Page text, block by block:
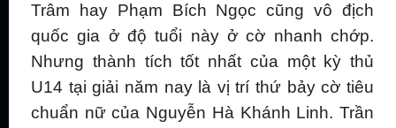
Trâm hay Phạm Bích Ngọc cũng vô địch
quốc gia ở độ tuổi này ở cờ nhanh chớp.
Nhưng thành tích tốt nhất của một kỳ thủ
U14 tại giải năm nay là vị trí thứ bảy cờ tiêu
chuẩn nữ của Nguyễn Hà Khánh Linh. Trần